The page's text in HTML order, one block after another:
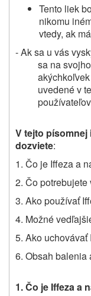
Tento liek
nikomu
vtedy, ak
- Aksa u vás
sa na
uvedené v
používateľov
V tejto
dozviete:
1. Čo je Iffeza a
2. Čo potrebujete
3. Ako používať
4. Možné
5. Ako uchovávať
6. Obsah balenia
1.Čo je Iffezaa